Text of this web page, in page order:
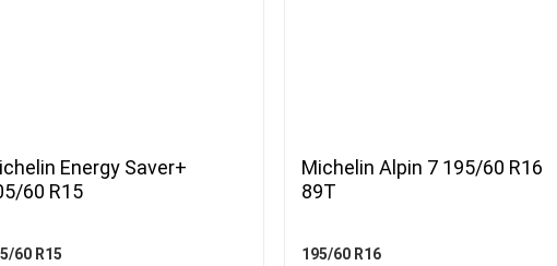
Energy Saver+
60 R15
60 R15
Michelin Alpin 7 195/60 R16
89T
195/60 R16